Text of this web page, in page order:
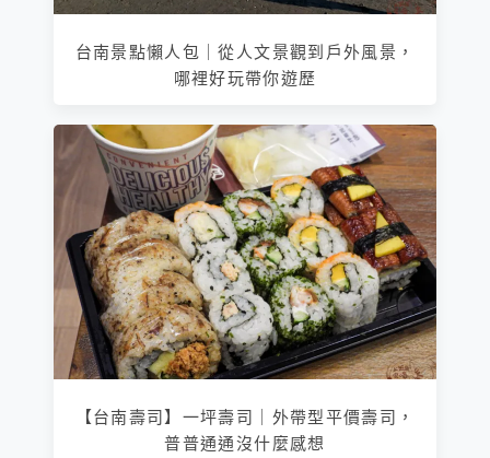
台南景點懶人包｜從人文景觀到戶外風景，
哪裡好玩帶你遊歷
【台南壽司】一坪壽司｜外帶型平價壽司，
普普通通沒什麼感想